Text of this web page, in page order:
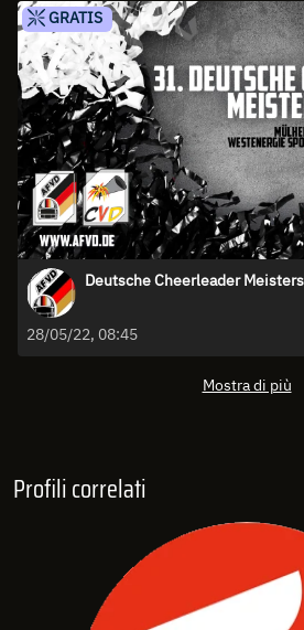
GRATIS
Deutsche Cheerleader
28/05/22, 08:45
Mostra di più
Profili correlati